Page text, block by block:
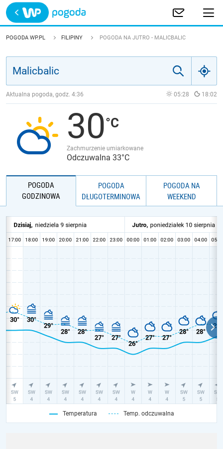
Trwa ładowanie
POLSKA
JAKOŚĆ POWIETRZA
POGODA WP.PL FILIPINY POGODA NA JUTRO - MALICBALIC
Aktualna pogoda, godz. 4:36 05:28 18:02
30
Zachmurzenie umiarkowane
Odczuwalna 33°C
POGODA
GODZINOWA
POGODA
DŁUGOTERMINOWA
POGODA NA
WEEKEND
Temperatura Temp. odczuwalna